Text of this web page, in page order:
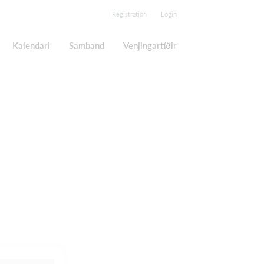
Registration Login
Kalendari Samband Venjingartíðir